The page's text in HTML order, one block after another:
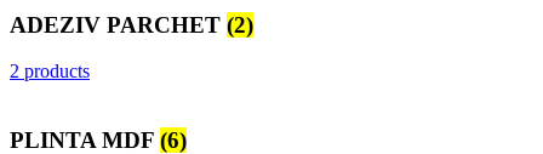
ADEZIV PARCHET (2)
2 products
PLINTA MDF (6)